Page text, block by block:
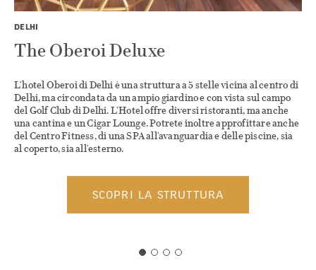
DELHI
The Oberoi Deluxe
L'hotel Oberoi di Delhi è una struttura a 5 stelle vicina al centro di
Delhi, ma circondata da un ampio giardino e con vista sul campo
del Golf Club di Delhi. L'Hotel offre diversi ristoranti, ma anche
una cantina e un Cigar Lounge. Potrete inoltre approfittare anche
del Centro Fitness, di una SPA all'avanguardia e delle piscine, sia
al coperto, sia all'esterno.
SCOPRI LA STRUTTURA